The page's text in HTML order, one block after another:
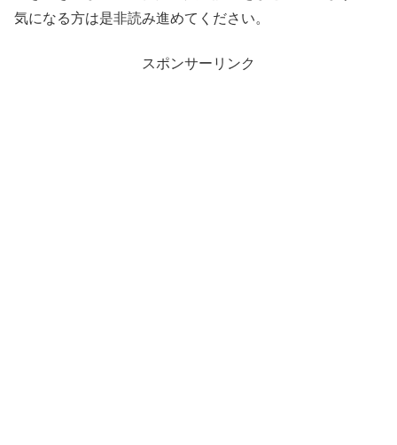
気になる方は是非読み進めてください。
スポンサーリンク